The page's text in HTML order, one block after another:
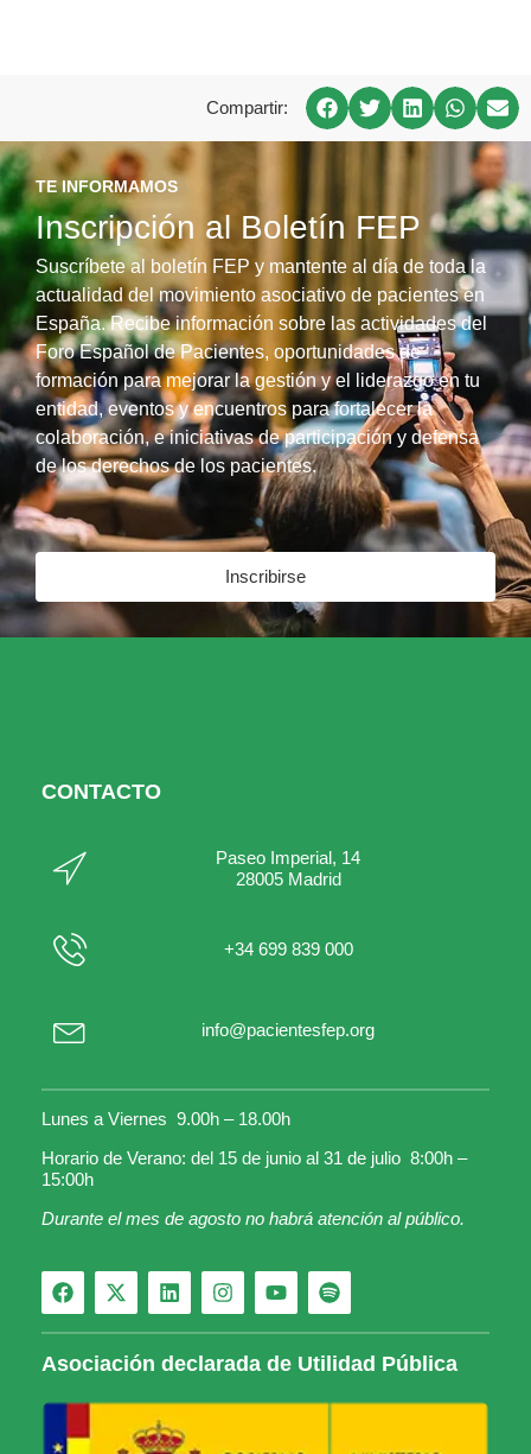
Compartir:
TE INFORMAMOS
Inscripción al Boletín FEP
Suscríbete al boletín FEP y mantente al día de toda la
actualidad del movimiento asociativo de pacientes en
España. Recibe información sobre las actividades del
Foro Español de Pacientes, oportunidades de
formación para mejorar la gestión y el liderazgo en tu
entidad, eventos y encuentros para fortalecer la
colaboración, e iniciativas de participación y defensa
de los derechos de los pacientes.
Inscribirse
CONTACTO
Paseo Imperial, 14
28005 Madrid
+34 699 839 000
info@pacientesfep.org
Lunes a Viernes 9.00h – 18.00h
Horario de Verano: del 15 de junio al 31 de julio 8:00h –
15:00h
Durante el mes de agosto no habrá atención al público.
Asociación declarada de Utilidad Pública